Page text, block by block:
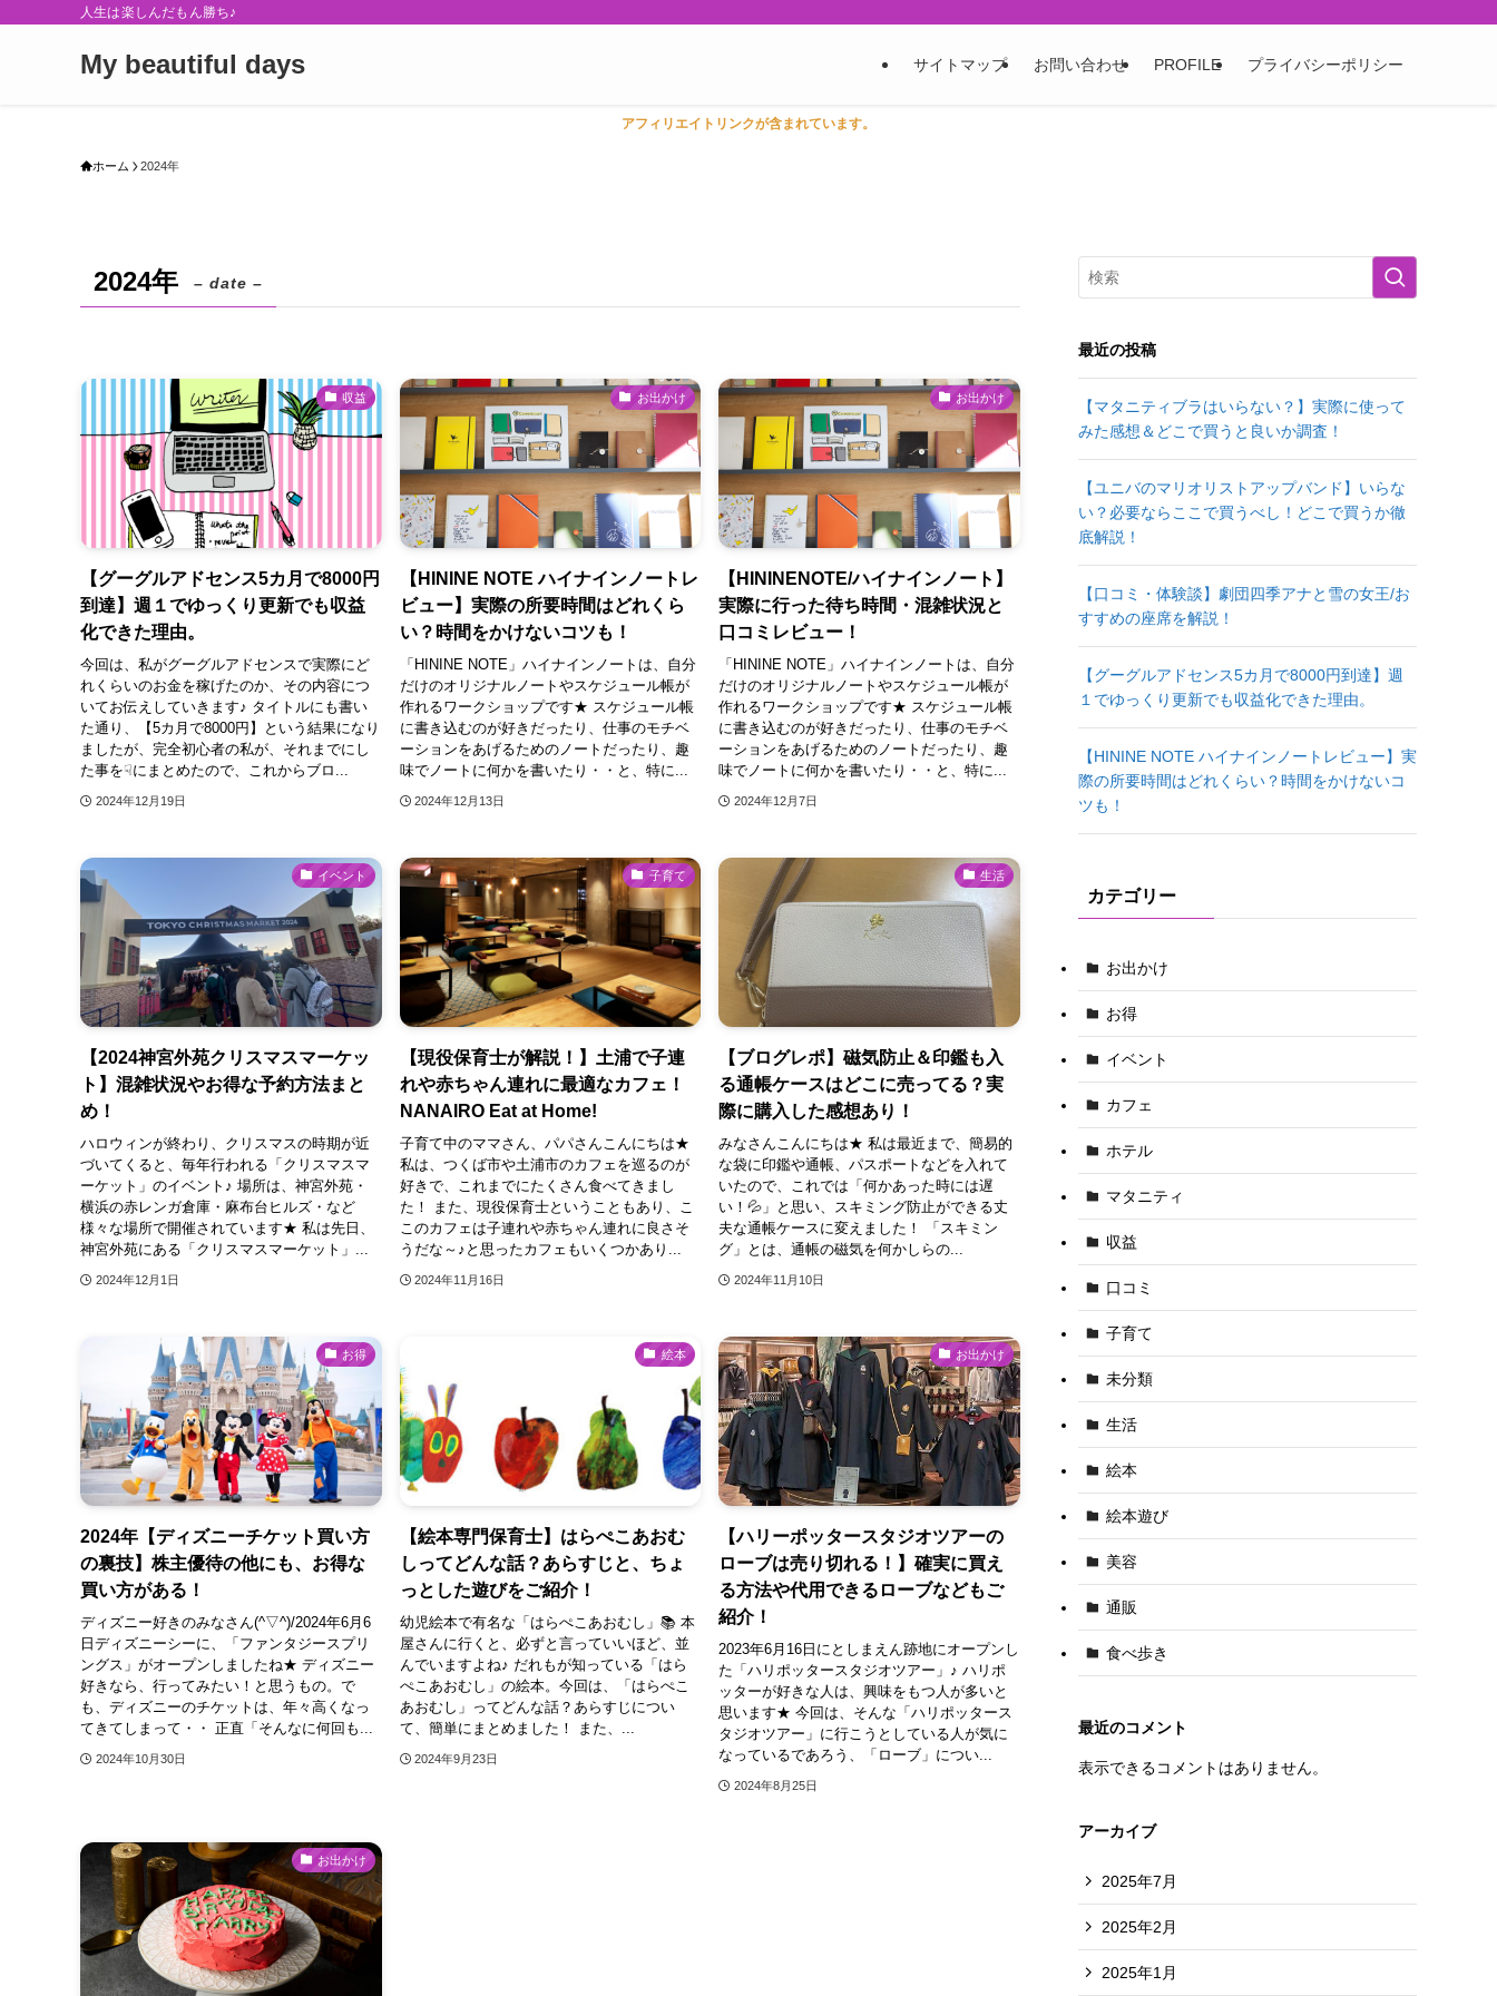
人生は楽しんだもん勝ち♪
My beautiful days サイトマップ お問い合わせ PROFILE プライバシーポリシー
アフィリエイトリンクが含まれています。
ホーム 2024年
2024年 – date –
収益
【グーグルアドセンス5カ月で8000円
到達】週１でゆっくり更新でも収益
化できた理由。
今回は、私がグーグルアドセンスで実際にど
れくらいのお金を稼げたのか、その内容につ
いてお伝えしていきます♪ タイトルにも書い
た通り、【5カ月で8000円】という結果になり
ましたが、完全初心者の私が、それまでにし
た事を☟にまとめたので、これからブロ...
2024年12月19日
お出かけ
【HININE NOTE ハイナインノートレ
ビュー】実際の所要時間はどれくら
い？時間をかけないコツも！
「HININE NOTE」ハイナインノートは、自分
だけのオリジナルノートやスケジュール帳が
作れるワークショップです★ スケジュール帳
に書き込むのが好きだったり、仕事のモチベ
ーションをあげるためのノートだったり、趣
味でノートに何かを書いたり・・と、特に...
2024年12月13日
お出かけ
【HININENOTE/ハイナインノート】
実際に行った待ち時間・混雑状況と
口コミレビュー！
「HININE NOTE」ハイナインノートは、自分
だけのオリジナルノートやスケジュール帳が
作れるワークショップです★ スケジュール帳
に書き込むのが好きだったり、仕事のモチベ
ーションをあげるためのノートだったり、趣
味でノートに何かを書いたり・・と、特に...
2024年12月7日
イベント
【2024神宮外苑クリスマスマーケッ
ト】混雑状況やお得な予約方法まと
め！
ハロウィンが終わり、クリスマスの時期が近
づいてくると、毎年行われる「クリスマスマ
ーケット」のイベント♪ 場所は、神宮外苑・
横浜の赤レンガ倉庫・麻布台ヒルズ・など
様々な場所で開催されています★ 私は先日、
神宮外苑にある「クリスマスマーケット」...
2024年12月1日
子育て
【現役保育士が解説！】土浦で子連
れや赤ちゃん連れに最適なカフェ！
NANAIRO Eat at Home!
子育て中のママさん、パパさんこんにちは★
私は、つくば市や土浦市のカフェを巡るのが
好きで、これまでにたくさん食べてきまし
た！ また、現役保育士ということもあり、こ
このカフェは子連れや赤ちゃん連れに良さそ
うだな～♪と思ったカフェもいくつかあり...
2024年11月16日
生活
【ブログレポ】磁気防止＆印鑑も入
る通帳ケースはどこに売ってる？実
際に購入した感想あり！
みなさんこんにちは★ 私は最近まで、簡易的
な袋に印鑑や通帳、パスポートなどを入れて
いたので、これでは「何かあった時には遅
い！💦」と思い、スキミング防止ができる丈
夫な通帳ケースに変えました！ 「スキミン
グ」とは、通帳の磁気を何かしらの...
2024年11月10日
お得
2024年【ディズニーチケット買い方
の裏技】株主優待の他にも、お得な
買い方がある！
ディズニー好きのみなさん(^▽^)/2024年6月6
日ディズニーシーに、「ファンタジースプリ
ングス」がオープンしましたね★ ディズニー
好きなら、行ってみたい！と思うもの。で
も、ディズニーのチケットは、年々高くなっ
てきてしまって・・ 正直「そんなに何回も...
2024年10月30日
絵本
【絵本専門保育士】はらぺこあおむ
しってどんな話？あらすじと、ちょ
っとした遊びをご紹介！
幼児絵本で有名な「はらぺこあおむし」📚 本
屋さんに行くと、必ずと言っていいほど、並
んでいますよね♪ だれもが知っている「はら
ぺこあおむし」の絵本。今回は、「はらぺこ
あおむし」ってどんな話？あらすじについ
て、簡単にまとめました！ また、...
2024年9月23日
お出かけ
【ハリーポッタースタジオツアーの
ローブは売り切れる！】確実に買え
る方法や代用できるローブなどもご
紹介！
2023年6月16日にとしまえん跡地にオープンし
た「ハリポッタースタジオツアー」♪ ハリポ
ッターが好きな人は、興味をもつ人が多いと
思います★ 今回は、そんな「ハリポッタース
タジオツアー」に行こうとしている人が気に
なっているであろう、「ローブ」につい...
2024年8月25日
お出かけ
最近の投稿
【マタニティブラはいらない？】実際に使って
みた感想＆どこで買うと良いか調査！
【ユニバのマリオリストアップバンド】いらな
い？必要ならここで買うべし！どこで買うか徹
底解説！
【口コミ・体験談】劇団四季アナと雪の女王/お
すすめの座席を解説！
【グーグルアドセンス5カ月で8000円到達】週
１でゆっくり更新でも収益化できた理由。
【HININE NOTE ハイナインノートレビュー】実
際の所要時間はどれくらい？時間をかけないコ
ツも！
カテゴリー
お出かけ
お得
イベント
カフェ
ホテル
マタニティ
収益
口コミ
子育て
未分類
生活
絵本
絵本遊び
美容
通販
食べ歩き
最近のコメント
表示できるコメントはありません。
アーカイブ
2025年7月
2025年2月
2025年1月